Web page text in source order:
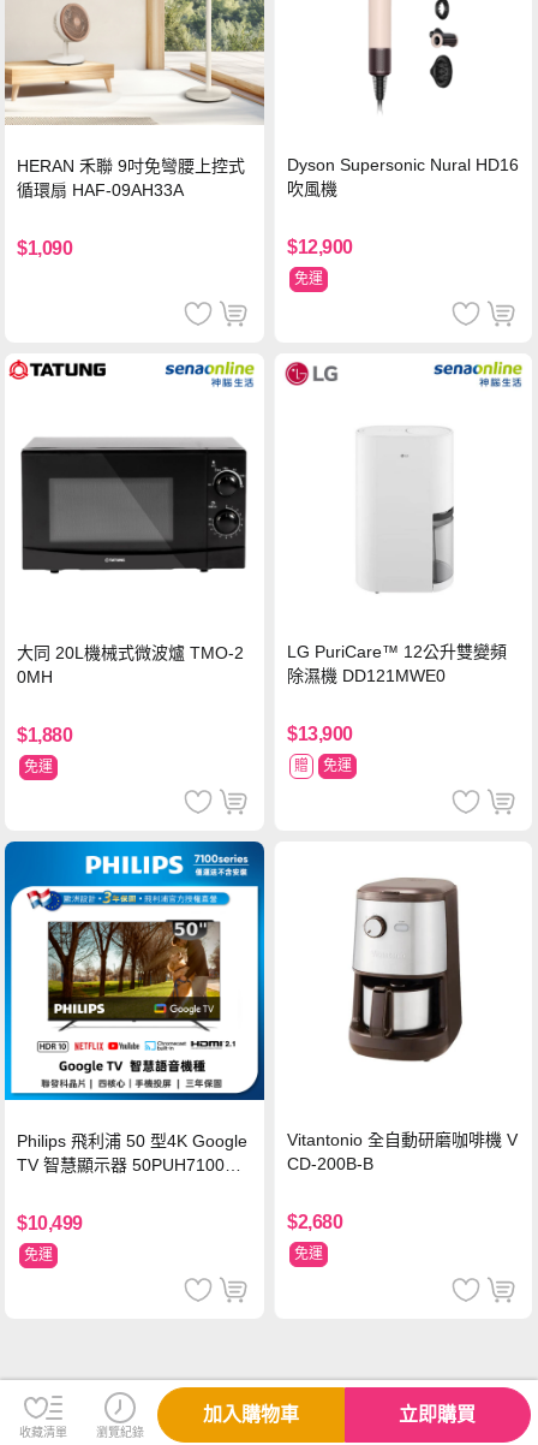
HERAN 禾聯 9吋免彎腰上控式
循環扇 HAF-09AH33A
$1,090
Dyson Supersonic Nural HD16
吹風機
$12,900
免運
大同 20L機械式微波爐 TMO-2
0MH
$1,880
免運
LG PuriCare™ 12公升雙變頻
除濕機 DD121MWE0
$13,900
贈 免運
Philips 飛利浦 50 型4K Google
TV 智慧顯示器 50PUH7100
$10,499
免運
Vitantonio 全自動研磨咖啡機 V
CD-200B-B
$2,680
免運
收藏清單 瀏覽紀錄
加入購物車 立即購買